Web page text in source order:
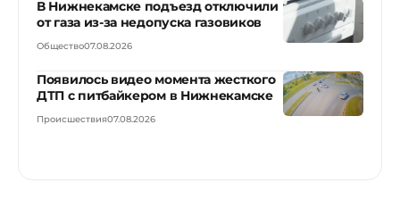
В Нижнекамске подъезд отключили
от газа из-за недопуска газовиков
Общество07.08.2026
Появилось видео момента жесткого
ДТП с питбайкером в Нижнекамске
Происшествия07.08.2026